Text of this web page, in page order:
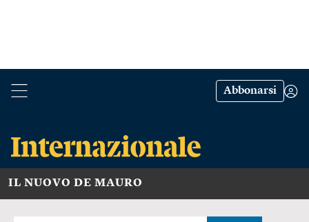
Abbonarsi
IL NUOVO DE MAURO